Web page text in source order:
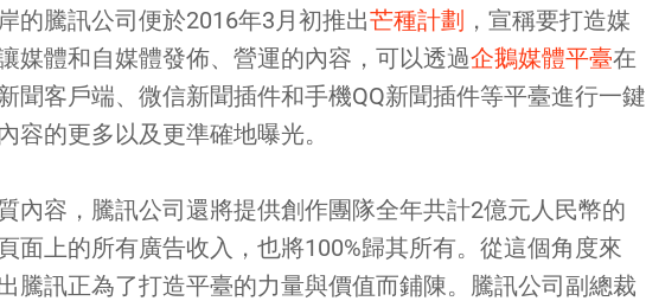
的騰訊公司便於2016年3月初推出芒種計劃 ，宣稱要打造媒
媒體和自媒體發佈、營運的內容，可以透過企鵝媒體平臺在
聞客戶端、微信新聞插件和手機QQ新聞插件等平臺進行一鍵
容的更多以及更準確地曝光。
內容，騰訊公司還將提供創作團隊全年共計2億元人民幣的
面上的所有廣告收入，也將100%歸其所有。從這個角度來
騰訊正為了打造平臺的力量與價值而鋪陳。騰訊公司副總裁